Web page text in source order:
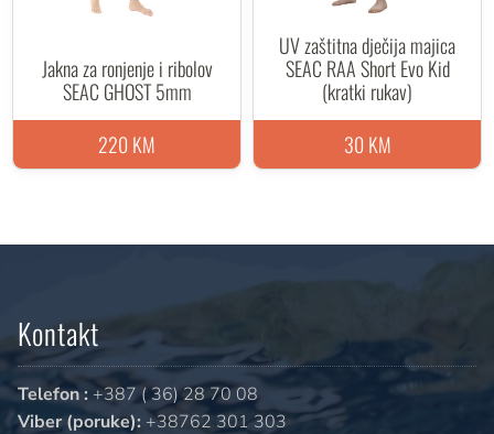
Jakna za ronjenje i ribolov
SEAC GHOST 5mm
220 KM
UV zaštitna dječija majica
SEAC RAA Short Evo Kid
(kratki rukav)
30 KM
Kontakt
Telefon : +387 ( 36) 28 70 08
Viber (poruke): +38762 301 303